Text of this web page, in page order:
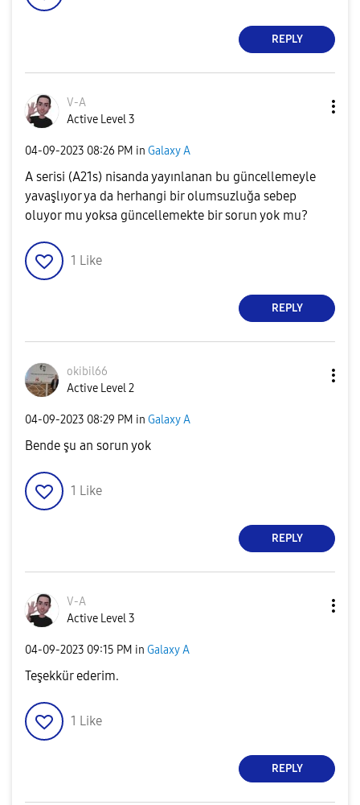
REPLY
V-A
Active Level 3
‎04-09-2023 08:26 PM in Galaxy A
A serisi (A21s) nisanda yayınlanan bu güncellemeyle
yavaşlıyor ya da herhangi bir olumsuzluğa sebep
oluyor mu yoksa güncellemekte bir sorun yok mu?
1 Like
REPLY
okibil66
Active Level 2
‎04-09-2023 08:29 PM in Galaxy A
Bende şu an sorun yok
1 Like
REPLY
V-A
Active Level 3
‎04-09-2023 09:15 PM in Galaxy A
Teşekkür ederim.
1 Like
REPLY